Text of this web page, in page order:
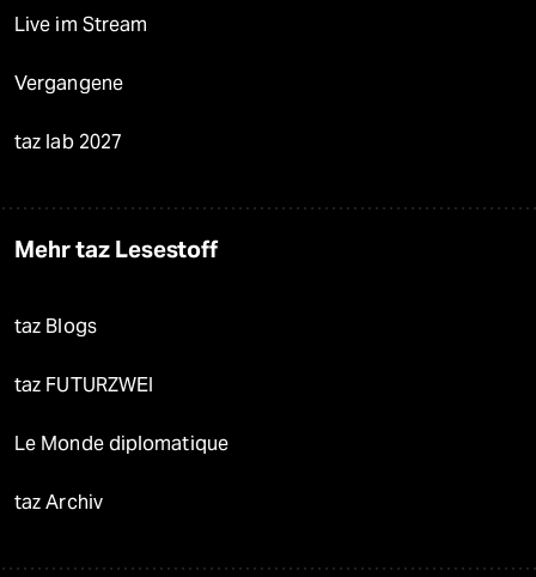
Live im Stream
Vergangene
taz lab 2027
Mehr taz Lesestoff
taz Blogs
taz FUTURZWEI
Le Monde diplomatique
taz Archiv